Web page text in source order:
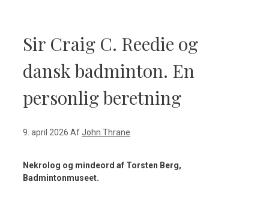
Sir Craig C. Reedie og
dansk badminton. En
personlig beretning
9. april 2026 AfJohn Thrane
Nekrolog og mindeord af Torsten Berg,
Badmintonmuseet.